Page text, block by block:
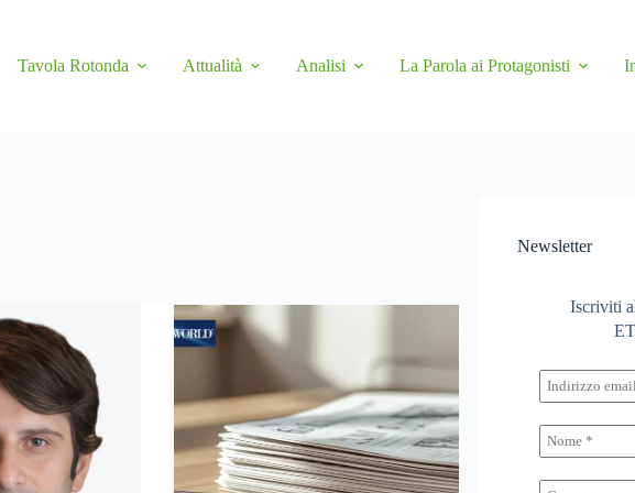
Tavola Rotonda Attualità Analisi La Parola ai Protagonisti
Newsletter
Iscriviti